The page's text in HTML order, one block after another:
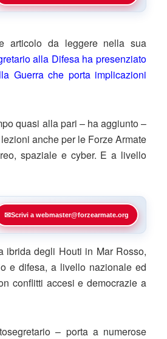
articolo da leggere nella sua
alla Difesa ha presenziato
Guerra che porta implicazioni
quasi alla pari – ha aggiunto –
anche per le Forze Armate
spaziale e cyber. E a livello
✉Scrivi a webmaster@forzearmate.org
ibrida degli Houti in Mar Rosso,
e difesa, a livello nazionale ed
conflitti accesi e democrazie a
– porta a numerose